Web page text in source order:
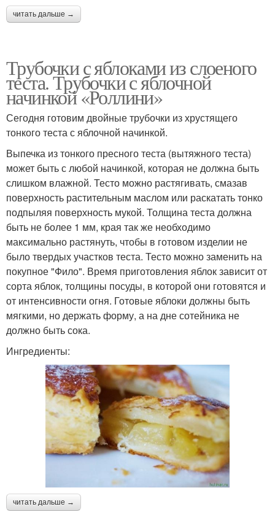
читать дальше →
Трубочки с яблоками из слоеного
теста. Трубочки с яблочной
начинкой «Роллини»
Сегодня готовим двойные трубочки из хрустящего
тонкого теста с яблочной начинкой.
Выпечка из тонкого пресного теста (вытяжного теста)
может быть с любой начинкой, которая не должна быть
слишком влажной. Тесто можно растягивать, смазав
поверхность растительным маслом или раскатать тонко
подпыляя поверхность мукой. Толщина теста должна
быть не более 1 мм, края так же необходимо
максимально растянуть, чтобы в готовом изделии не
было твердых участков теста. Тесто можно заменить на
покупное "Фило". Время приготовления яблок зависит от
сорта яблок, толщины посуды, в которой они готовятся и
от интенсивности огня. Готовые яблоки должны быть
мягкими, но держать форму, а на дне сотейника не
должно быть сока.
Ингредиенты:
читать дальше →